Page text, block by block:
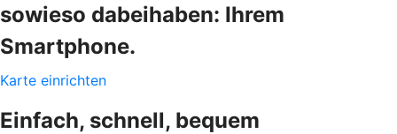
sowieso dabeihaben: Ihrem
Smartphone.
Karte einrichten
Einfach, schnell, bequem